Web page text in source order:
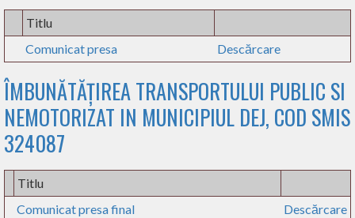
Titlu
Comunicat presa
Descărcare
ÎMBUNĂTĂȚIREA TRANSPORTULUI PUBLIC SI
NEMOTORIZAT IN MUNICIPIUL DEJ, COD SMIS
324087
Titlu
Comunicat presa final
Descărcare